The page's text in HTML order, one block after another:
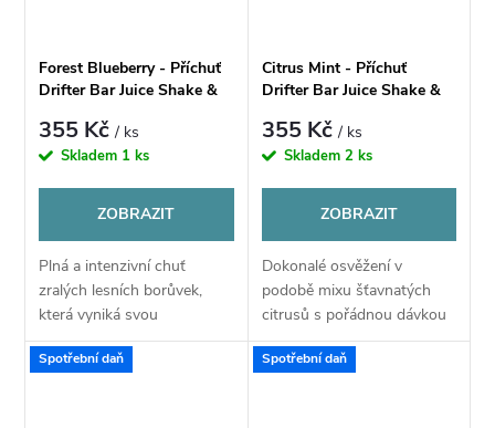
Forest Blueberry - Příchuť
Drifter Bar Juice Shake &
355 Kč/ ks
Skladem 1 ks
ZOBRAZIT
Plná a intenzivní chuť
zralých lesních borůvek,
která vyniká svou
přirozenou sladkostí i
jemným kyselkavým
Citrus Mint - Příchuť
Drifter Bar Juice Shake &
355 Kč/ ks
Skladem 2 ks
ZOBRAZIT
Dokonalé osvěžení v
podobě mixu šťavnatých
citrusů s pořádnou dávkou
chladivé máty. Ideální volba
pro milovníky mrazivě
Spotřební daň Spotřební daň